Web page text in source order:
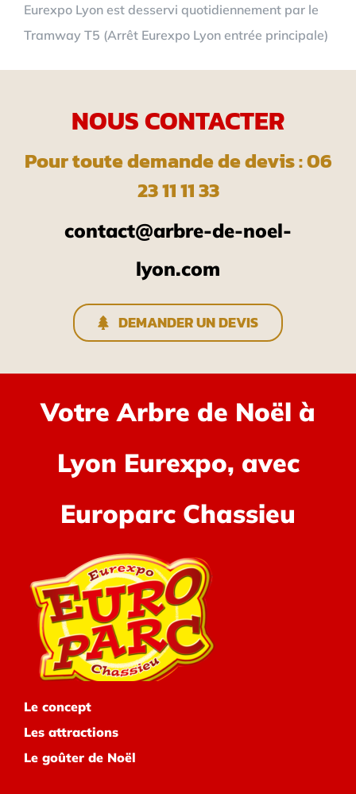
Eurexpo Lyon est desservi quotidiennement par le
Tramway T5 (Arrêt Eurexpo Lyon entrée principale)
NOUS CONTACTER
Pour toute demande de devis : 06
23 11 11 33
contact@arbre-de-noel-
lyon.com
DEMANDER UN DEVIS
Votre Arbre de Noël à
Lyon Eurexpo, avec
Europarc Chassieu
Le concept
Les attractions
Le goûter de Noël